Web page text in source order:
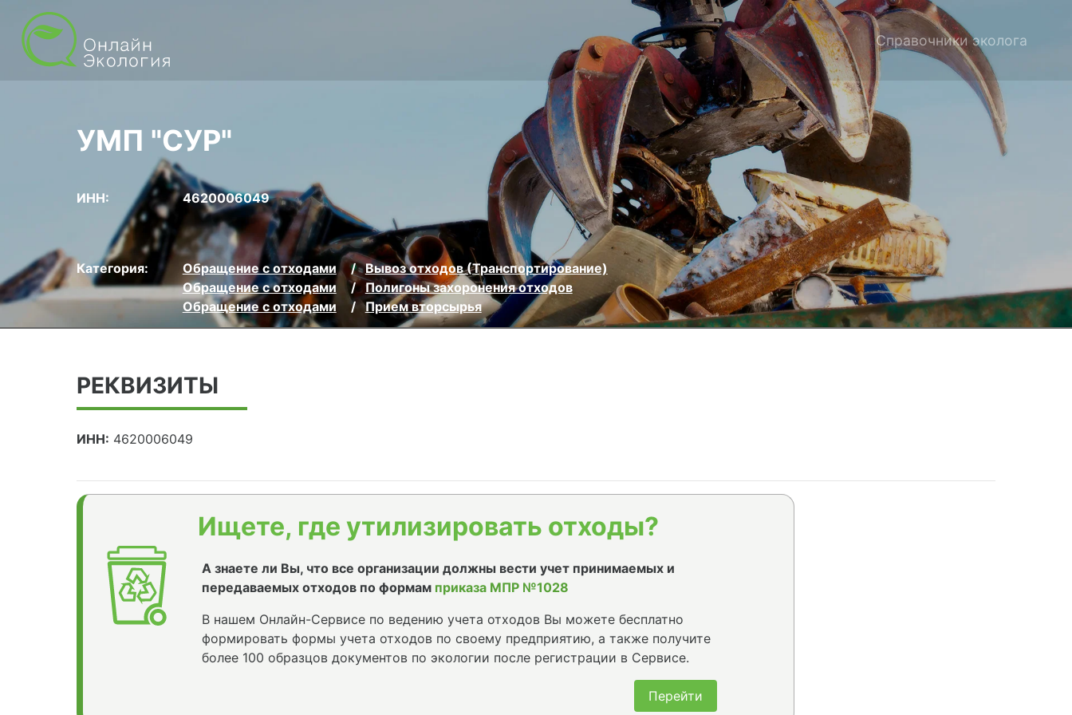
Справочники эколога
УМП "СУР"
ИНН: 4620006049
Категория: Обращение с отходами
Вывоз отходов (Транспортирование)
Обращение с отходами
Полигоны захоронения отходов
Обращение с отходами
Прием вторсырья
РЕКВИЗИТЫ
ИНН: 4620006049
Ищете, где утилизировать отходы?
А знаете ли Вы, что все организации должны вести учет принимаемых и
передаваемых отходов по формам приказа МПР №1028
В нашем Онлайн-Сервисе по ведению учета отходов Вы можете бесплатно
формировать формы учета отходов по своему предприятию, а также получите
более 100 образцов документов по экологии после регистрации в Сервисе.
Перейти